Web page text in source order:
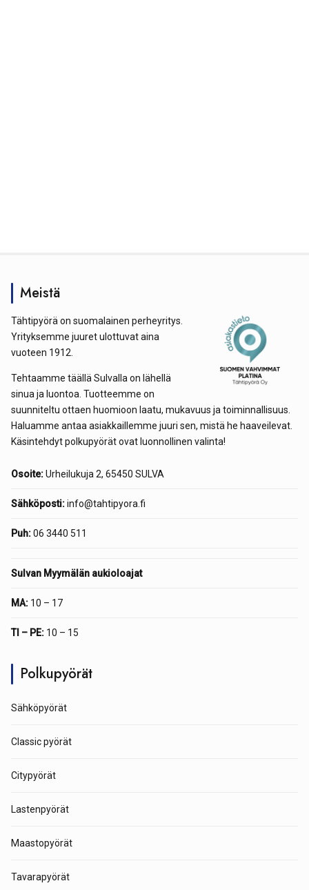
Meistä
Tähtipyörä on suomalainen perheyritys.
Yrityksemme juuret ulottuvat aina
vuoteen 1912.
Tehtaamme täällä Sulvalla on lähellä
sinua ja luontoa. Tuotteemme on
suunniteltu ottaen huomioon laatu, mukavuus ja toiminnallisuus.
Haluamme antaa asiakkaillemme juuri sen, mistä he haaveilevat.
Käsintehdyt polkupyörät ovat luonnollinen valinta!
Osoite:Urheilukuja 2, 65450 SULVA
Sähköposti:info@tahtipyora.fi
Puh:06 3440 511
Sulvan Myymälän aukioloajat
MA: 10 – 17
TI – PE: 10 – 15
Polkupyörät
Sähköpyörät
Classic pyörät
Citypyörät
Lastenpyörät
Maastopyörät
Tavarapyörät